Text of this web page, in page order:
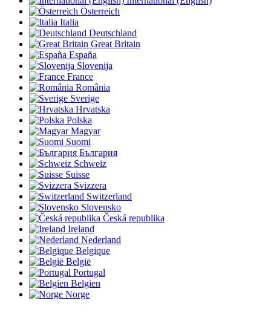
Österreich
Italia
Deutschland
Great Britain
España
Slovenija
France
România
Sverige
Hrvatska
Polska
Magyar
Suomi
България
Schweiz
Suisse
Svizzera
Switzerland
Slovensko
Česká republika
Ireland
Nederland
Belgique
België
Portugal
Belgien
Norge